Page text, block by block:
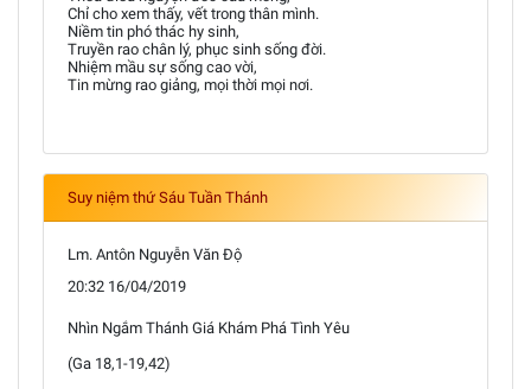
Chỉ cho xem thấy, vết trong thân mình.
Niềm tin phó thác hy sinh,
Truyền rao chân lý, phục sinh sống đời.
Nhiệm mầu sự sống cao vời,
Tin mừng rao giảng, mọi thời mọi nơi.
Suy niệm thứ Sáu Tuần Thánh
Lm. Antôn Nguyễn Văn Độ
20:32 16/04/2019
Nhìn Ngắm Thánh Giá Khám Phá Tình Yêu
(Ga 18,1-19,42)